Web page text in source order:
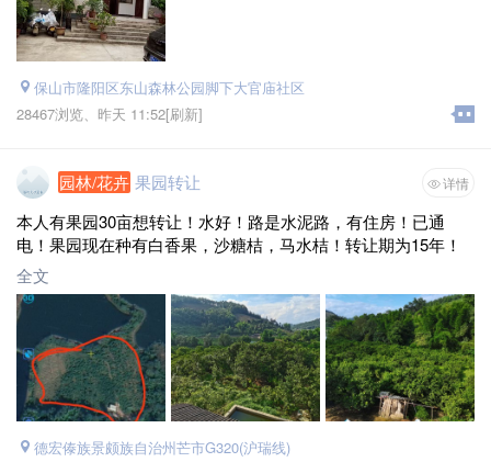
保山市隆阳区东山森林公园脚下大官庙社区
28467浏览、 昨天 11:52[刷新]
园林/花卉 果园转让 详情
本人有果园30亩想转让！水好！路是水泥路，有住房！已通
电！果园现在种有白香果，沙糖桔，马水桔！转让期为15年！
全文
德宏傣族景颇族自治州芒市G320(沪瑞线)